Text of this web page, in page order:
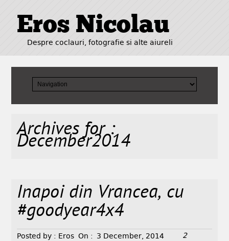
Eros Nicolau
Despre coclauri, fotografie si alte aiureli
Archives for :
December2014
Inapoi din Vrancea, cu
#goodyear4x4
Posted by : Eros On : 3 December, 2014 2